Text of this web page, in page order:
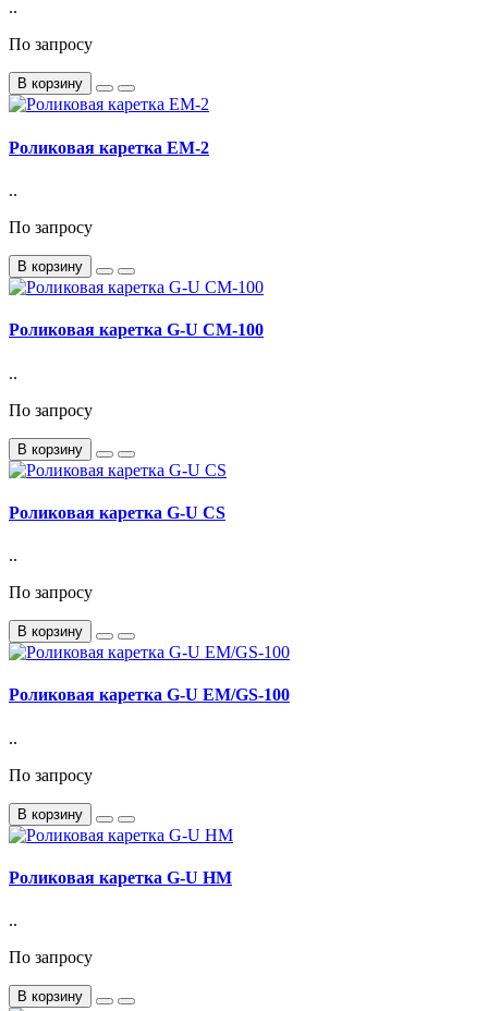
..
По запросу
В корзину
Роликовая каретка EM-2
..
По запросу
В корзину
Роликовая каретка G-U CM-100
..
По запросу
В корзину
Роликовая каретка G-U CS
..
По запросу
В корзину
Роликовая каретка G-U EM/GS-100
..
По запросу
В корзину
Роликовая каретка G-U HM
..
По запросу
В корзину